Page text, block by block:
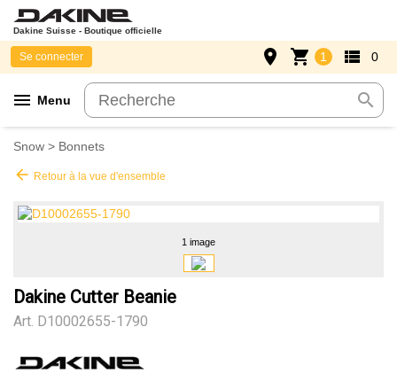
Dakine Suisse - Boutique officielle
menu Menu search
Se connecter place shopping_cart 1 view_list 0
Snow > Bonnets
arrow_back Retour à la vue d'ensemble
1 image
Dakine Cutter Beanie
Art. D10002655-1790